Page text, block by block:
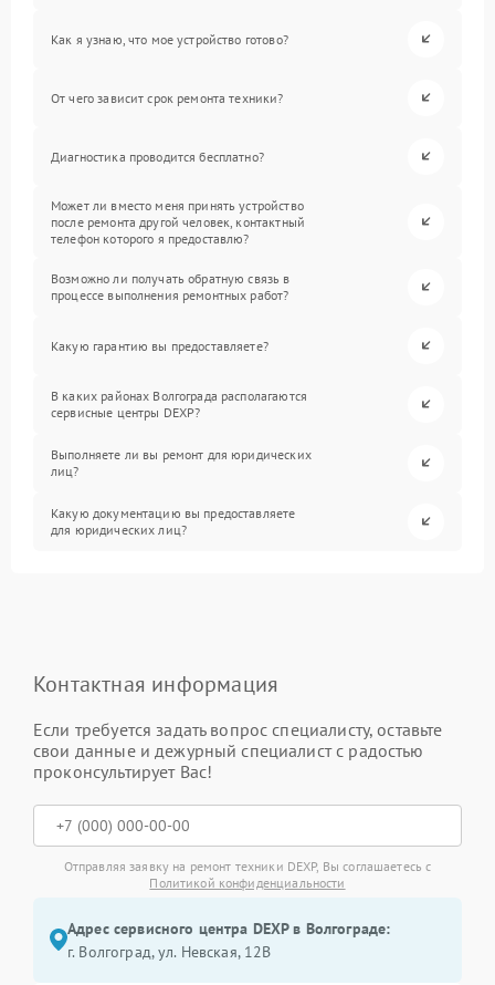
Как я узнаю, что мое устройство готово?
От чего зависит срок ремонта техники?
Диагностика проводится бесплатно?
Может ли вместо меня принять устройство
после ремонта другой человек, контактный
телефон которого я предоставлю?
Возможно ли получать обратную связь в
процессе выполнения ремонтных работ?
Какую гарантию вы предоставляете?
В каких районах Волгограда располагаются
сервисные центры DEXP?
Выполняете ли вы ремонт для юридических
лиц?
Какую документацию вы предоставляете
для юридических лиц?
Контактная информация
Если требуется задать вопрос специалисту, оставьте
свои данные и дежурный специалист с радостью
проконсультирует Вас!
Отправляя заявку на ремонт техники DEXP, Вы соглашаетесь с
Политикой конфиденциальности
Адрес сервисного центра DEXP в Волгограде:
г. Волгоград, ул. Невская, 12В